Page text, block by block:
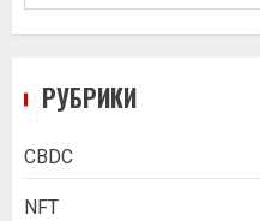
РУБРИКИ
CBDC
NFT